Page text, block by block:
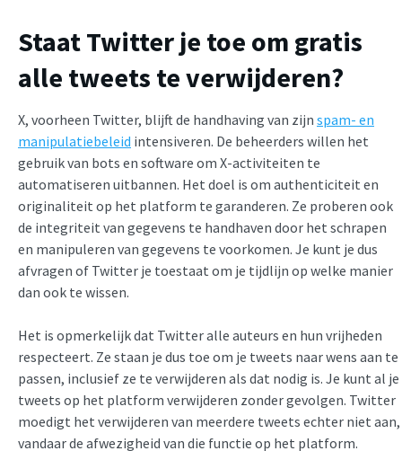
Staat Twitter je toe om gratis
alle tweets te verwijderen?
X, voorheen Twitter, blijft de handhaving van zijn spam- en
manipulatiebeleid intensiveren. De beheerders willen het
gebruik van bots en software om X-activiteiten te
automatiseren uitbannen. Het doel is om authenticiteit en
originaliteit op het platform te garanderen. Ze proberen ook
de integriteit van gegevens te handhaven door het schrapen
en manipuleren van gegevens te voorkomen. Je kunt je dus
afvragen of Twitter je toestaat om je tijdlijn op welke manier
dan ook te wissen.
Het is opmerkelijk dat Twitter alle auteurs en hun vrijheden
respecteert. Ze staan je dus toe om je tweets naar wens aan te
passen, inclusief ze te verwijderen als dat nodig is. Je kunt al je
tweets op het platform verwijderen zonder gevolgen. Twitter
moedigt het verwijderen van meerdere tweets echter niet aan,
vandaar de afwezigheid van die functie op het platform.